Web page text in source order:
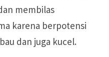
membilas
karena berpotensi
dan juga kucel.